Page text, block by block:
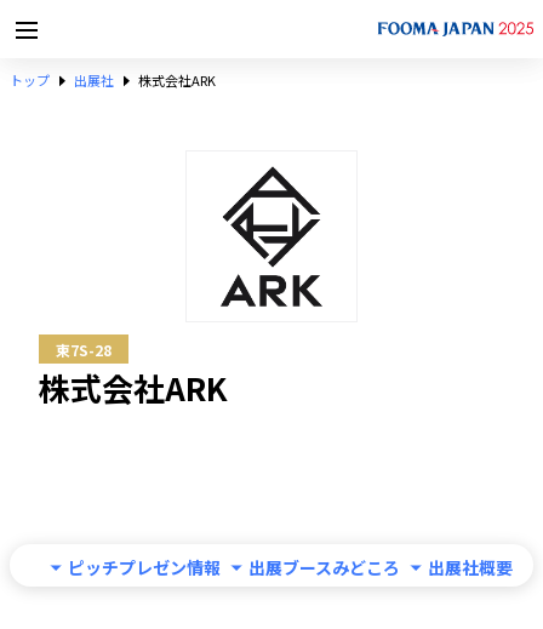
トップ 出展社 株式会社ARK
東7S-28
株式会社ARK
ピッチプレゼン情報 出展ブースみどころ 出展社概要